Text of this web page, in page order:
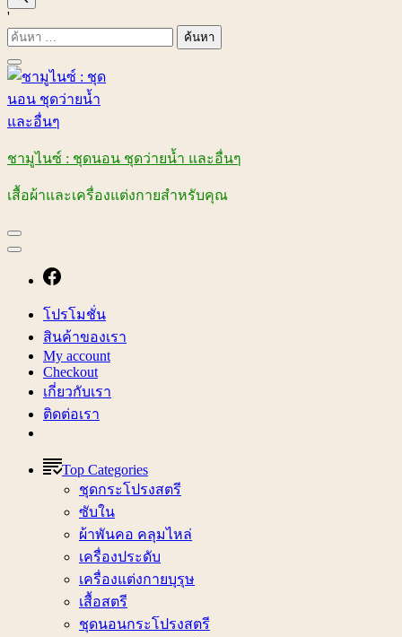
'
ค้นหา
สำหรับ:
ชามูไนซ์ : ชุดนอน ชุดว่ายน้ำ และอื่นๆ
เสื้อผ้าและเครื่องแต่งกายสำหรับคุณ
โปรโมชั่น
สินค้าของเรา
My account
Checkout
เกี่ยวกับเรา
ติดต่อเรา
Top Categories
ชุดกระโปรงสตรี
ซับใน
ผ้าพันคอ คลุมไหล่
เครื่องประดับ
เครื่องแต่งกายบุรุษ
เสื้อสตรี
ชุดนอนกระโปรงสตรี